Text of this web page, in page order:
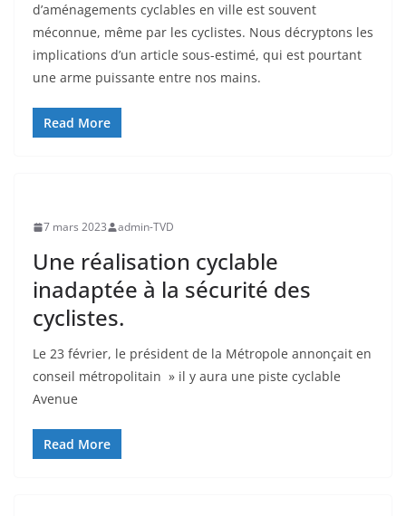
d’aménagements cyclables en ville est souvent
méconnue, même par les cyclistes. Nous décryptons les
implications d’un article sous-estimé, qui est pourtant
une arme puissante entre nos mains.
Read More
7 mars 2023 admin-TVD
Une réalisation cyclable
inadaptée à la sécurité des
cyclistes.
Le 23 février, le président de la Métropole annonçait en
conseil métropolitain » il y aura une piste cyclable
Avenue
Read More